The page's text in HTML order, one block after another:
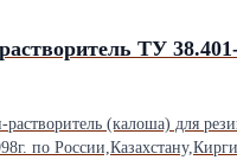
ТУ
(калоша) для
по